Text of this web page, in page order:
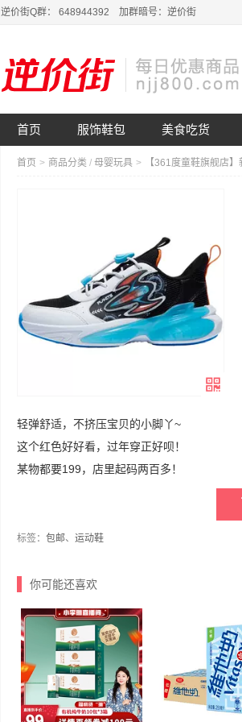
逆价街Q群： 648944392 加群暗号：逆价街
首页 服饰鞋包 美食吃货
首页 > 商品分类 / 母婴玩具 >
轻弹舒适，不挤压宝贝的小脚丫~
这个红色好好看，过年穿正好呗！
某物都要199，店里起码两百多！
标签： 包邮、 运动鞋
你可能还喜欢